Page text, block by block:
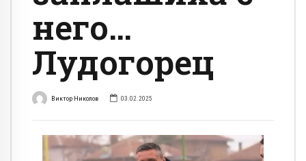
него…
Лудогорец
Виктор Николов 03.02.2025